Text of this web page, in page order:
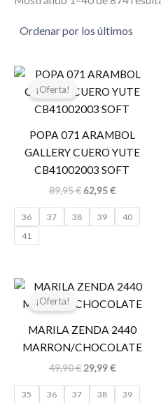
¡Oferta!
POPA 071 ARAMBOL
GALLERY CUERO YUTE
CB41002003 SOFT
89,95€
El
original
era:
62,95€
El
actual
es:
36 37 38 39
40
41
¡Oferta!
MARILA ZENDA 2440
MARRON/CHOCOLATE
49,90€
El
original
49,90 €.
29,99€
El
actual
29,99 €.
35 36 37 38
39